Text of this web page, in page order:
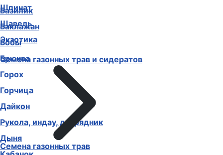
Базилик
Баклажан
Бобы
Брюква
Горох
Горчица
Дайкон
Рукола, индау, двурядник
Дыня
Шпинат
Щавель
Экзотика
Семена газонных трав и сидератов
Семена газонных трав